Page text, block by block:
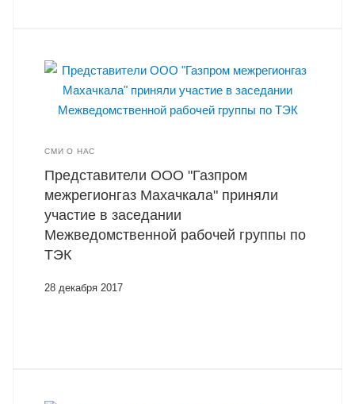
СМИ О НАС
Представители ООО "Газпром
межрегионгаз Махачкала" приняли
участие в заседании
Межведомственной рабочей группы по
ТЭК
28 декабря 2017